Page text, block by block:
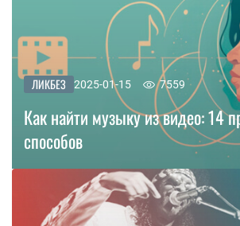
ЛИКБЕЗ 2025-01-15 7559
Как найти музыку из видео: 14
способов